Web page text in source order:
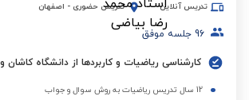
تدریس آنلاین تدریس حضوری - اصفهان
96 جلسه موفق
12 سال تدریس ریاضیات به روش سوال و جواب